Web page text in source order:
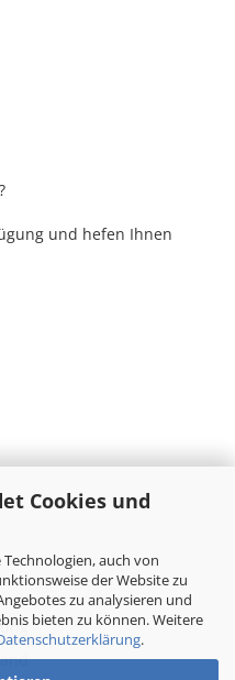
Cookies und
auch von
der Website zu
zu analysieren und
bieten zu können. Weitere
.
und hefen Ihnen